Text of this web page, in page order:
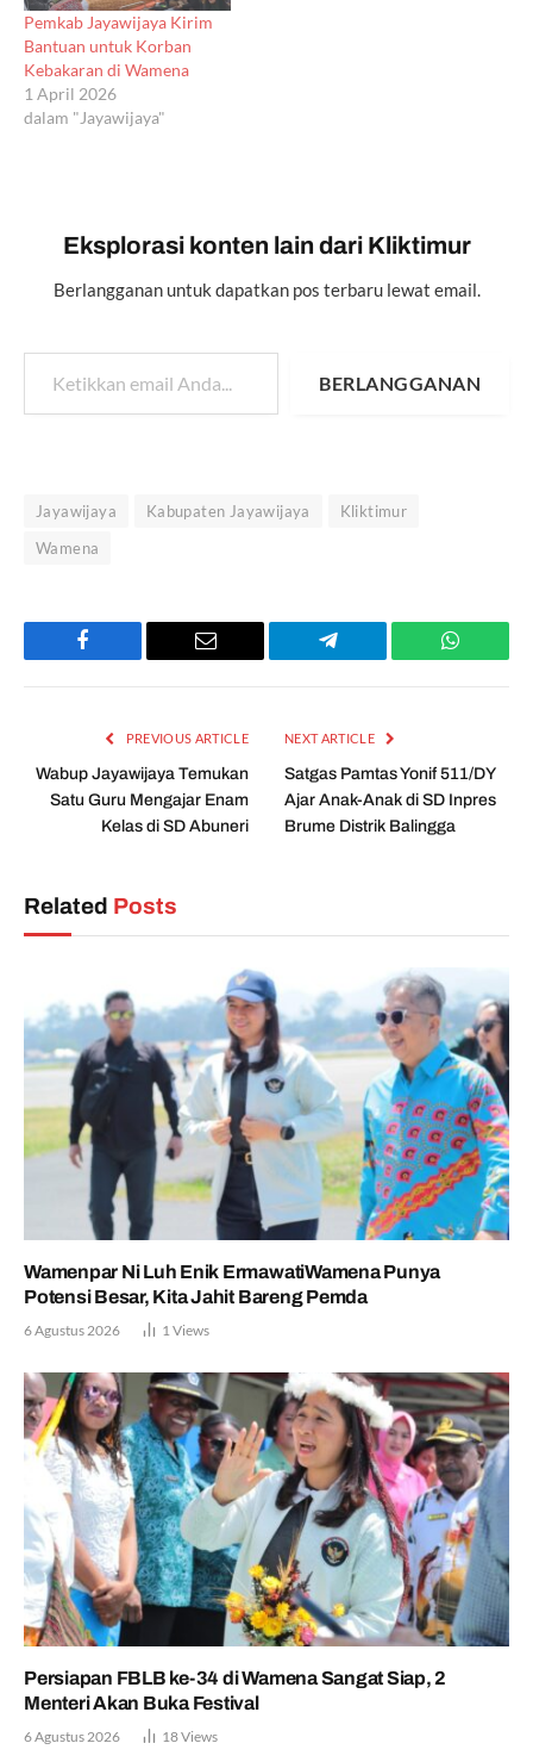
Pemkab Jayawijaya Kirim
Bantuan untuk Korban
Kebakaran di Wamena
1 April 2026
dalam "Jayawijaya"
Eksplorasi konten lain dari Kliktimur
Berlangganan untuk dapatkan pos terbaru lewat email.
Ketikkan email Anda...
BERLANGGANAN
Jayawijaya Kabupaten Jayawijaya
Kliktimur
Wamena
Facebook Email Telegram
PREVIOUS ARTICLE
Wabup Jayawijaya Temukan
Satu Guru Mengajar Enam
Kelas di SD Abuneri
NEXT ARTICLE
Satgas Pamtas Yonif 511/DY
Ajar Anak-Anak di SD Inpres
Brume Distrik Balingga
Related Posts
Wamenpar Ni Luh Enik ErmawatiWamena Punya
Potensi Besar, Kita Jahit Bareng Pemda
6 Agustus 2026 1Views
Persiapan FBLB ke-34 di Wamena Sangat Siap, 2
Menteri Akan Buka Festival
6 Agustus 2026 18Views